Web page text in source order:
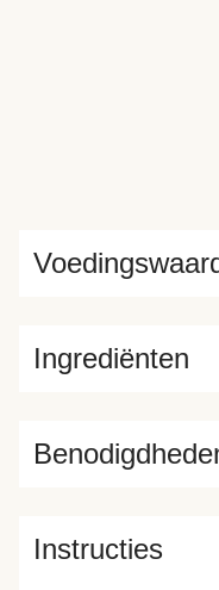
Ingrediënten
Instructies